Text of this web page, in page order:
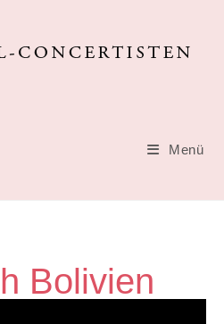
Menü
Bolivien